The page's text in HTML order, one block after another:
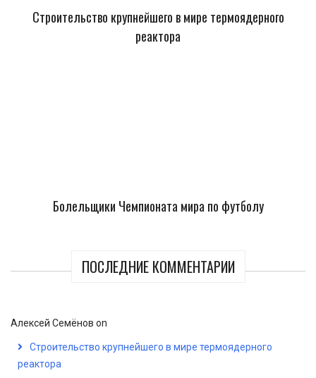
Строительство крупнейшего в мире термоядерного
реактора
Болельщики Чемпионата мира по футболу
ПОСЛЕДНИЕ КОММЕНТАРИИ
Алексей Семёнов on
Строительство крупнейшего в мире термоядерного
реактора